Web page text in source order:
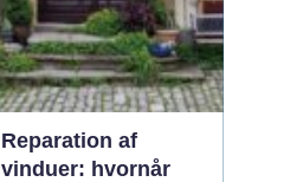
Reparation af
vinduer: hvornår